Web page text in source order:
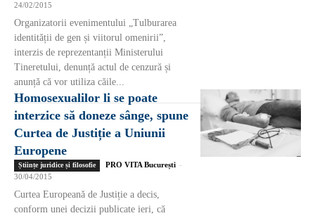
24/02/2015
Organizatorii evenimentului „Tulburarea
identității de gen și viitorul omenirii”,
interzis de reprezentanții Ministerului
Tineretului, denunță actul de cenzură și
anunță că vor utiliza căile...
Homosexualilor li se poate
interzice să doneze sânge, spune
Curtea de Justiție a Uniunii
Europene
Științe juridice și filosofie PRO VITA București -
30/04/2015
Curtea Europeană de Justiție a decis,
conform unei decizii publicate ieri, că